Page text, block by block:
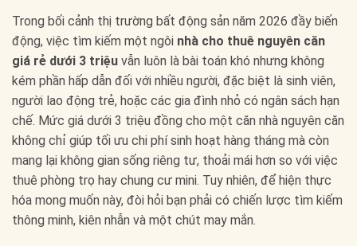
Trong bối cảnh thị trường bất động sản năm 2026 đầy biến
động, việc tìm kiếm một ngôi nhà cho thuê nguyên căn
giá rẻ dưới 3 triệu vẫn luôn là bài toán khó nhưng không
kém phần hấp dẫn đối với nhiều người, đặc biệt là sinh viên,
người lao động trẻ, hoặc các gia đình nhỏ có ngân sách hạn
chế. Mức giá dưới 3 triệu đồng cho một căn nhà nguyên căn
không chỉ giúp tối ưu chi phí sinh hoạt hàng tháng mà còn
mang lại không gian sống riêng tư, thoải mái hơn so với việc
thuê phòng trọ hay chung cư mini. Tuy nhiên, để hiện thực
hóa mong muốn này, đòi hỏi bạn phải có chiến lược tìm kiếm
thông minh, kiên nhẫn và một chút may mắn.